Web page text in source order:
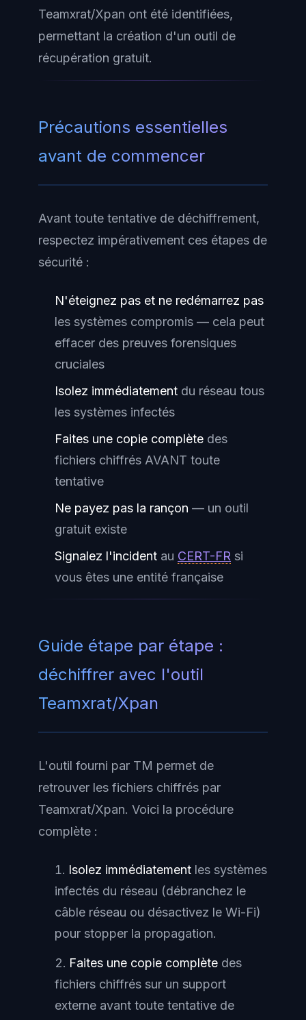
Teamxrat/Xpan ont été identifiées,
permettant la création d'un outil de
récupération gratuit.
Précautions essentielles
avant de commencer
Avant toute tentative de déchiffrement,
respectez impérativement ces étapes de
sécurité :
N'éteignez pas et ne redémarrez pas
les systèmes compromis — cela peut
effacer des preuves forensiques
cruciales
Isolez immédiatement du réseau tous
les systèmes infectés
Faites une copie complète des
fichiers chiffrés AVANT toute
tentative
Ne payez pas la rançon — un outil
gratuit existe
Signalez l'incident au CERT-FR si
vous êtes une entité française
Guide étape par étape :
déchiffrer avec l'outil
Teamxrat/Xpan
L'outil fourni par TM permet de
retrouver les fichiers chiffrés par
Teamxrat/Xpan. Voici la procédure
complète :
Isolez immédiatement les systèmes
infectés du réseau (débranchez le
câble réseau ou désactivez le Wi-Fi)
pour stopper la propagation.
Faites une copie complète des
fichiers chiffrés sur un support
externe avant toute tentative de